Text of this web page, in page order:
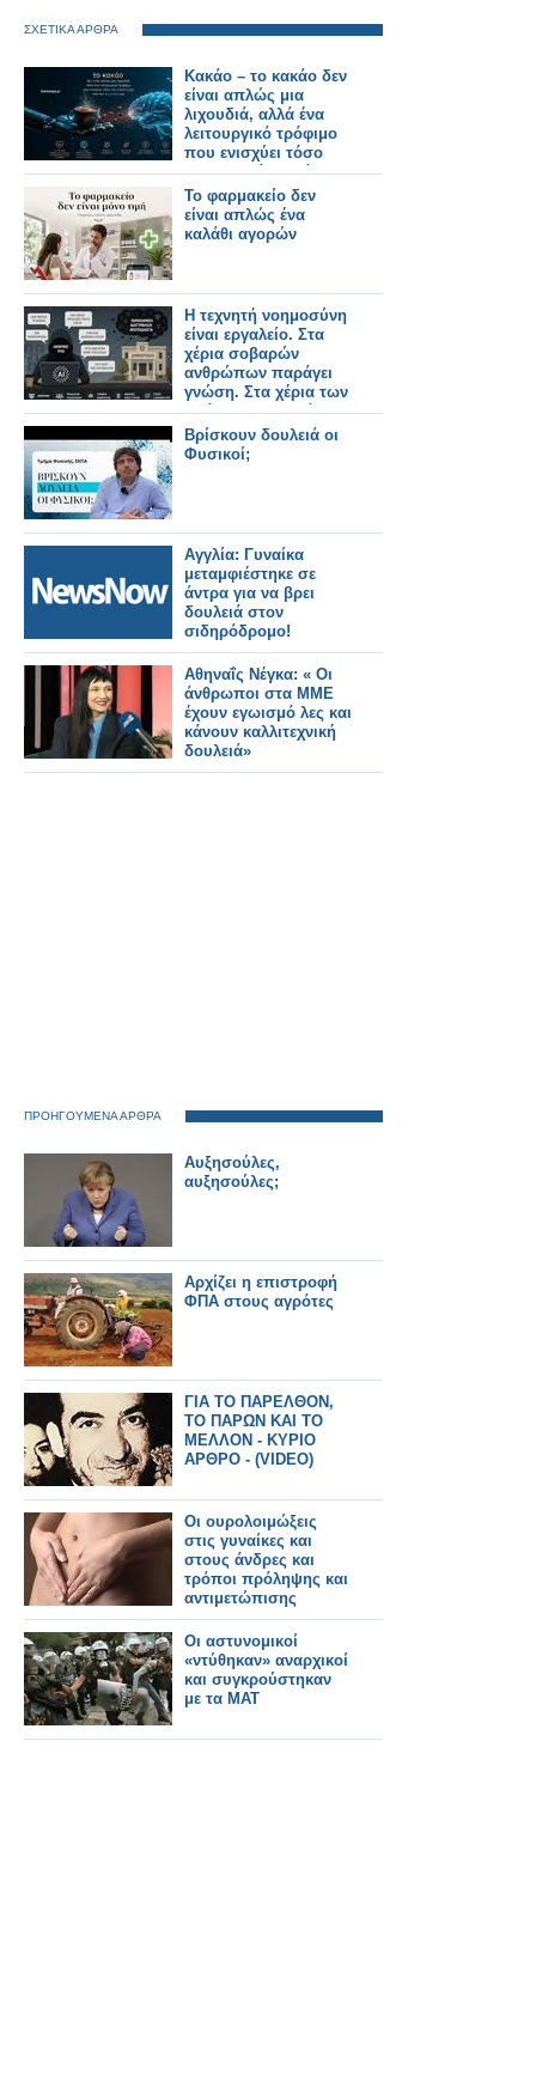
ΣΧΕΤΙΚΑ ΑΡΘΡΑ
Κακάο – το κακάο δεν
είναι απλώς μια
λιχουδιά, αλλά ένα
λειτουργικό τρόφιμο
που ενισχύει τόσο
την καρδιά μας όσο
και το μυαλό μας
Το φαρμακείο δεν
είναι απλώς ένα
καλάθι αγορών
Η τεχνητή νοημοσύνη
είναι εργαλείο. Στα
χέρια σοβαρών
ανθρώπων παράγει
γνώση. Στα χέρια των
ασόβαρων, παράγει
απλώς γυαλισμένη
ανοησία.
Βρίσκουν δουλειά οι
Φυσικοί;
Αγγλία: Γυναίκα
μεταμφιέστηκε σε
άντρα για να βρει
δουλειά στον
σιδηρόδρομο!
Αθηναΐς Νέγκα: « Οι
άνθρωποι στα ΜΜΕ
έχουν εγωισμό λες και
κάνουν καλλιτεχνική
δουλειά»
ΠΡΟΗΓΟΥΜΕΝΑ ΑΡΘΡΑ
Αυξησούλες,
αυξησούλες;
Αρχίζει η επιστροφή
ΦΠΑ στους αγρότες
ΓΙΑ ΤΟ ΠΑΡΕΛΘΟΝ,
ΤΟ ΠΑΡΩΝ ΚΑΙ ΤΟ
ΜΕΛΛΟΝ - ΚΥΡΙΟ
ΑΡΘΡΟ - (VIDEO)
Οι ουρολοιμώξεις
στις γυναίκες και
στους άνδρες και
τρόποι πρόληψης και
αντιμετώπισης
Οι αστυνομικοί
«ντύθηκαν» αναρχικοί
και συγκρούστηκαν
με τα ΜΑΤ